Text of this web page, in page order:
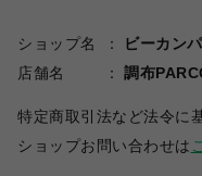
ショップ名
ビーカン
店舗名
調布
特定商取引法など法令に
ショップお問い合わせは